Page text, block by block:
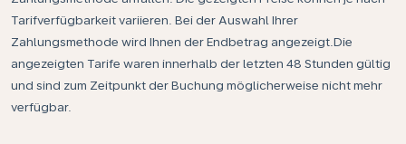
Tarifverfügbarkeit variieren. Bei der Auswahl Ihrer
Zahlungsmethode wird Ihnen der Endbetrag angezeigt.Die
angezeigten Tarife waren innerhalb der letzten 48 Stunden gültig
und sind zum Zeitpunkt der Buchung möglicherweise nicht mehr
verfügbar.